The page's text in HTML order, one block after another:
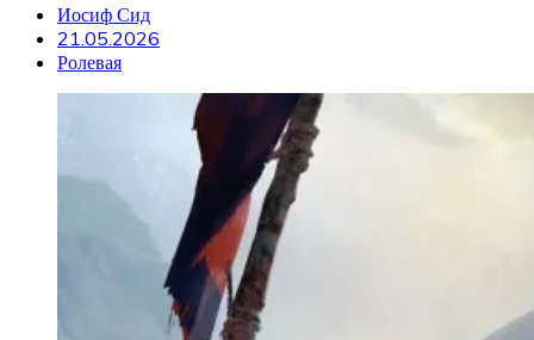
Иосиф Сид
21.05.2026
Ролевая